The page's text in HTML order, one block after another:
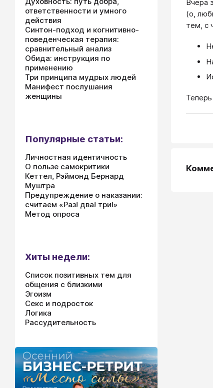
Вчера
(о,
тем, с
ответственности и умного
действия
Синтон-подход и когнитивно-
поведенческая терапия:
сравнительный анализ
Обида: инструкция по
применению
Три принципа мудрых людей
Манифест послушания
женщины
Популярные статьи:
Личностная идентичность
О пользе самокритики
Кеттел, Рэймонд Бернард
Муштра
Предупреждение о наказании:
считаем «Раз! два! три!»
Метод опроса
Хиты недели:
Список позитивных тем для
общения с близкими
Эгоизм
Секс и подросток
Логика
Рассудительность